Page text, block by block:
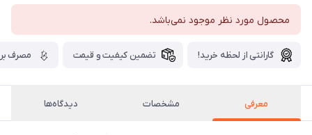
محصول مورد نظر موجود نمی‌باشد.
گارانتی از لحظه خرید! تضمین کیفیت و قیمت مصرف
معرفی مشخصات دیدگاه‌ها